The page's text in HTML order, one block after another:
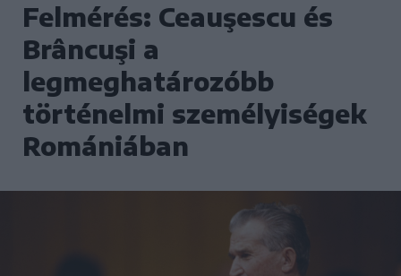
Felmérés: Ceauşescu és
Brâncuşi a
legmeghatározóbb
történelmi személyiségek
Romániában